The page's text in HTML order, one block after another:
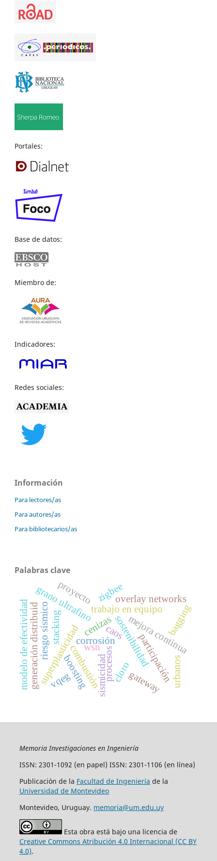
Portales:
Base de datos:
Miembro de:
Indicadores:
Redes sociales:
Información
Para lectores/as
Para autores/as
Para bibliotecarios/as
Palabras clave
sostenibilidad
trabajo en equipo
combustión
cenizas
cloro
corrosión
wsn
gateway
overlay networks
zigbee
superplasticidad
grano ultrafino
mejora continua
generación distribuid
modelo de efectividad procesos participación
boosting
bagging
stacking
vqeg sismicidad
riesgo sísmico caos
proyecto
urbanos
Memoria Investigaciones en Ingeniería
ISSN: 2301-1092 (en papel) ISSN: 2301-1106 (en línea)
Publicación de la Facultad de Ingeniería de la
Universidad de Montevideo
Montevideo, Uruguay. memoria@um.edu.uy
Esta obra está bajo una licencia de
Creative Commons Atribución 4.0 Internacional (CC BY
4.0).